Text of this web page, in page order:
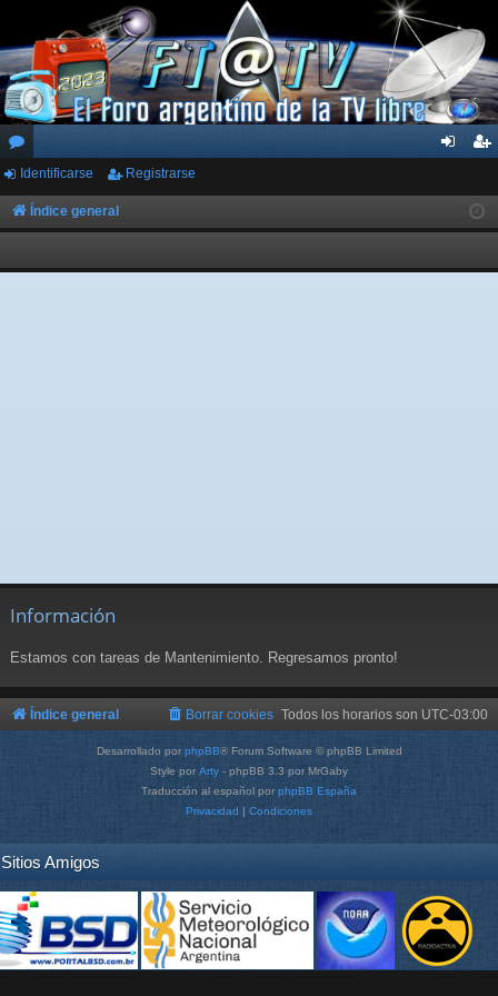
or
os
ar
ist
rs
Identificarse Registrarse
Índice general
Información
Estamos con tareas de Mantenimiento. Regresamos pronto!
Índice general Todos los horarios son UTC-03:00
Borrar cookies
Desarrollado por phpBB® Forum Software © phpBB Limited
Style por Arty - phpBB 3.3 por MrGaby
Traducción al español por phpBB España
Privacidad | Condiciones
Sitios Amigos